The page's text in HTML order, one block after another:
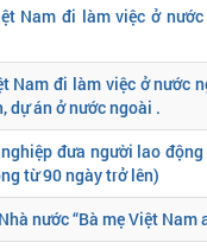
Nam đi làm việc ở
Nam đi làm việc ở nước
dự án ở nước ngoài .
đưa người lao
từ 90 ngày trở lên)
nước “Bà mẹ Việt Nam